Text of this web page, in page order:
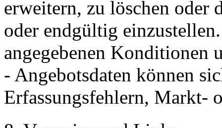
erweitern, zu löschen oder
oder endgültig
angegebenen Konditionen
- Angebotsdaten können
Erfassungsfehlern, Markt-